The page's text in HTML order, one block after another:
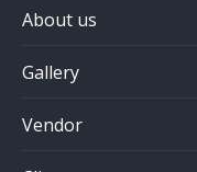
About us
Gallery
Vendor